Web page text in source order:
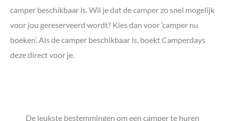
camper beschikbaar is. Wil je dat de camper zo snel mogelijk
voor jou gereserveerd wordt? Kies dan voor ‘camper nu
boeken’. Als de camper beschikbaar is, boekt Camperdays
deze direct voor je.
De leukste bestemmingen om een camper te huren